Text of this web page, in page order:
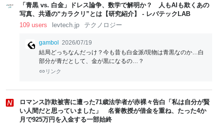
「青黒 vs. 白金」ドレス論争、数学で解明か？ 人もAIも欺くあの
写真、共通の“カラクリ”とは【研究紹介】 - レバテックLAB
109 users
levtech.jp テクノロジー
gambol
2026/07/19
結局どっちなんだっけ？今も昔も白金派/現物は青黒なのか…白
部分が青だとして、金が黒になるの…？
リンク
ロマンス詐欺被害に遭った71歳法学者が赤裸々告白「私は自分が賢
い人間だと思っていました」 名誉教授が借金を重ね、たった4か
月で925万円を入金する一部始終